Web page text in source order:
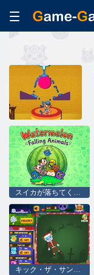
スイカが落ちてくる動物
キック・ザ・サンタ：クリスマス・バディ